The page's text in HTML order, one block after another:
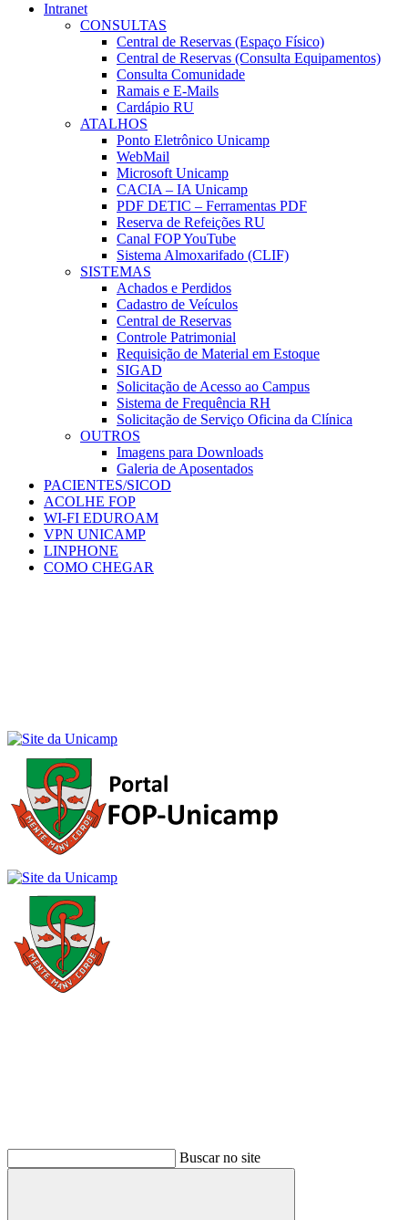
Intranet
CONSULTAS
Central de Reservas (Espaço Físico)
Central de Reservas (Consulta Equipamentos)
Consulta Comunidade
Ramais e E-Mails
Cardápio RU
ATALHOS
Ponto Eletrônico Unicamp
WebMail
Microsoft Unicamp
CACIA – IA Unicamp
PDF DETIC – Ferramentas PDF
Reserva de Refeições RU
Canal FOP YouTube
Sistema Almoxarifado (CLIF)
SISTEMAS
Achados e Perdidos
Cadastro de Veículos
Central de Reservas
Controle Patrimonial
Requisição de Material em Estoque
SIGAD
Solicitação de Acesso ao Campus
Sistema de Frequência RH
Solicitação de Serviço Oficina da Clínica
OUTROS
Imagens para Downloads
Galeria de Aposentados
PACIENTES/SICOD
ACOLHE FOP
WI-FI EDUROAM
VPN UNICAMP
LINPHONE
COMO CHEGAR
Buscar no site